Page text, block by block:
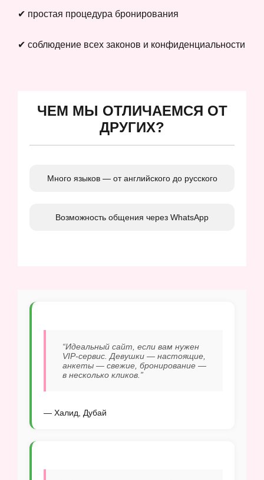
✔ простая процедура бронирования
✔ соблюдение всех законов и конфиденциальности
ЧЕМ МЫ ОТЛИЧАЕМСЯ ОТ
ДРУГИХ?
Много языков — от английского до русского
Возможность общения через WhatsApp
“Идеальный сайт, если вам нужен
VIP-сервис. Девушки — настоящие,
анкеты — свежие, бронирование —
в несколько кликов.”
— Халид, Дубай